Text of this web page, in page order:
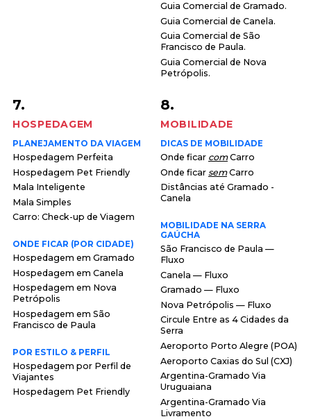
Guia Comercial de Gramado.
Guia Comercial de Canela.
Guia Comercial de São
Francisco de Paula.
Guia Comercial de Nova
Petrópolis.
7.
HOSPEDAGEM
PLANEJAMENTO DA VIAGEM
Hospedagem Perfeita
Hospedagem Pet Friendly
Mala Inteligente
Mala Simples
Carro: Check-up de Viagem
ONDE FICAR (POR CIDADE)
Hospedagem em Gramado
Hospedagem em Canela
Hospedagem em Nova
Petrópolis
Hospedagem em São
Francisco de Paula
POR ESTILO & PERFIL
Hospedagem por Perfil de
Viajantes
Hospedagem Pet Friendly
8.
MOBILIDADE
DICAS DE MOBILIDADE
Onde ficar comCarro
Onde ficar semCarro
Distâncias até Gramado -
Canela
MOBILIDADE NA SERRA
GAÚCHA
São Francisco de Paula —
Fluxo
Canela — Fluxo
Gramado — Fluxo
Nova Petrópolis — Fluxo
Circule Entre as 4 Cidades da
Serra
Aeroporto Porto Alegre (POA)
Aeroporto Caxias do Sul (CXJ)
Argentina-Gramado Via
Uruguaiana
Argentina-Gramado Via
Livramento